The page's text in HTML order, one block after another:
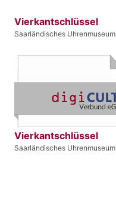
Vierkantschlüssel
Saarländisches Uhrenmuseum
Vierkantschlüssel
Saarländisches Uhrenmuseum